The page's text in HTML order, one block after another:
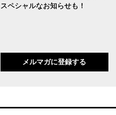
スペシャルなお知らせも！
メルマガに登録する